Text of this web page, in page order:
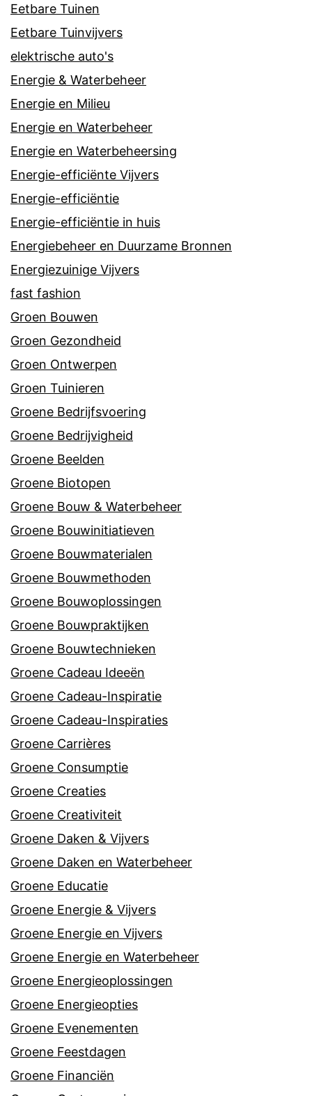
Eetbare Tuinen
Eetbare Tuinvijvers
elektrische auto's
Energie & Waterbeheer
Energie en Milieu
Energie en Waterbeheer
Energie en Waterbeheersing
Energie-efficiënte Vijvers
Energie-efficiëntie
Energie-efficiëntie in huis
Energiebeheer en Duurzame Bronnen
Energiezuinige Vijvers
fast fashion
Groen Bouwen
Groen Gezondheid
Groen Ontwerpen
Groen Tuinieren
Groene Bedrijfsvoering
Groene Bedrijvigheid
Groene Beelden
Groene Biotopen
Groene Bouw & Waterbeheer
Groene Bouwinitiatieven
Groene Bouwmaterialen
Groene Bouwmethoden
Groene Bouwoplossingen
Groene Bouwpraktijken
Groene Bouwtechnieken
Groene Cadeau Ideeën
Groene Cadeau-Inspiratie
Groene Cadeau-Inspiraties
Groene Carrières
Groene Consumptie
Groene Creaties
Groene Creativiteit
Groene Daken & Vijvers
Groene Daken en Waterbeheer
Groene Educatie
Groene Energie & Vijvers
Groene Energie en Vijvers
Groene Energie en Waterbeheer
Groene Energieoplossingen
Groene Energieopties
Groene Evenementen
Groene Feestdagen
Groene Financiën